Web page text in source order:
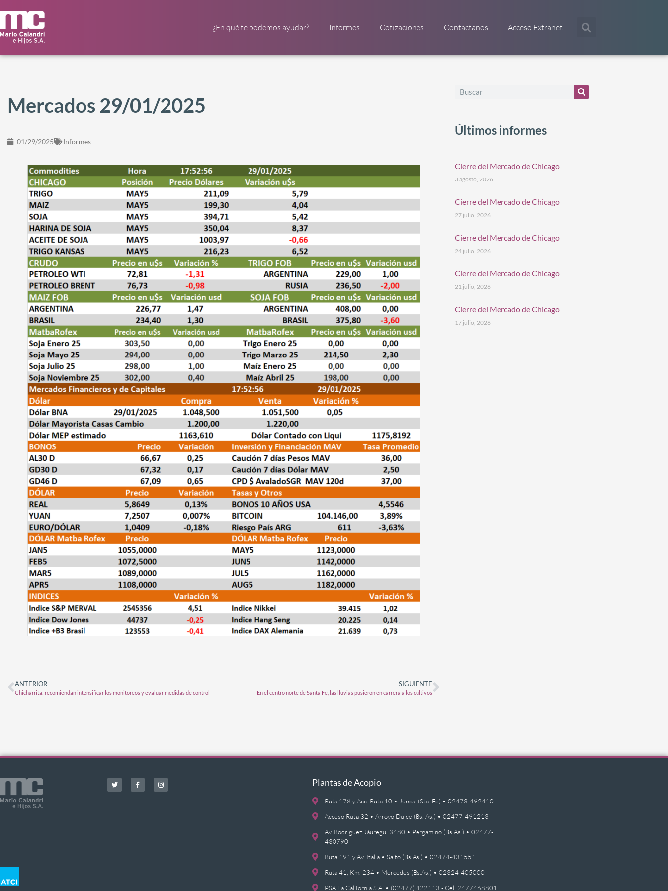
¿En qué te podemos ayudar? Informes Cotizaciones Contactanos Acceso Extranet
Mercados 29/01/2025
01/29/2025 Informes
ANTERIOR
Chicharrita: recomiendan intensificar los monitoreos y evaluar medidas de control
SIGUIENTE
En el centro norte de Santa Fe, las lluvias pusieron en carrera a los cultivos
Últimos informes
Cierre del Mercado de Chicago
3 agosto, 2026
Cierre del Mercado de Chicago
27 julio, 2026
Cierre del Mercado de Chicago
24 julio, 2026
Cierre del Mercado de Chicago
21 julio, 2026
Cierre del Mercado de Chicago
17 julio, 2026
Plantas de Acopio
Ruta 178 y Acc. Ruta 10 • Juncal (Sta. Fe) • 02473-492410
Acceso Ruta 32 • Arroyo Dulce (Bs. As.) • 02477-491213
Av. Rodríguez Jáuregui 3480 • Pergamino (Bs.As.) • 02477-
430790
Ruta 191 y Av. Italia • Salto (Bs.As.) • 02474-431551
Ruta 41, Km. 234 • Mercedes (Bs.As.) • 02324-405000
PSA La California S.A. • (02477) 422113 - Cel. 2477468801